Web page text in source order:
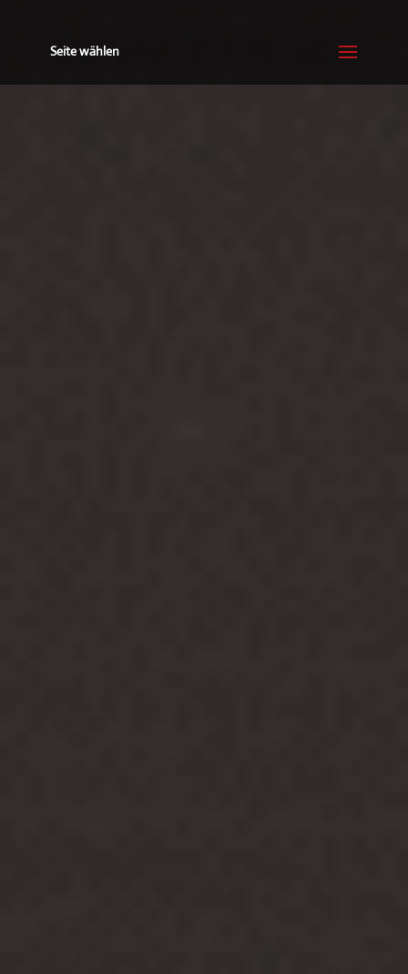
Seite wählen